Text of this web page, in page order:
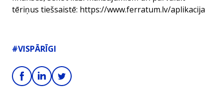
tēriņus tiešsaistē: https://www.ferratum.lv/aplikacija
#VISPĀRĪGI